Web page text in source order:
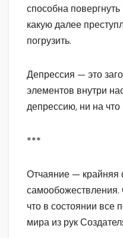
способна
какую далее
погрузить.
Депрессия — это
элементов внутри
депрессию, ни на
***
Отчаяние —
что в состоянии все
мира из рук